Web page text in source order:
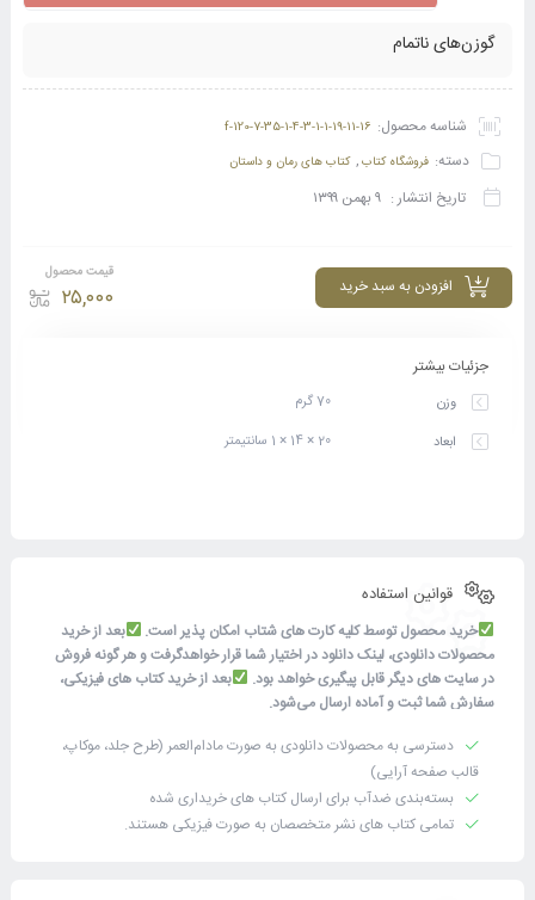
گوزن‌های ناتمام
شناسه محصول: f-120-7-35-1-4-3-1-1-19-11-16
دسته: فروشگاه کتاب, کتاب های رمان و داستان
تاریخ انتشار : ۹ بهمن ۱۳۹۹
قیمت محصول
۲۵,۰۰۰ افزودن به سبد خرید
جزئیات بیشتر
وزن
70 گرم
ابعاد
20 × 14 × 1 سانتیمتر
قوانین استفاده
خرید محصول توسط کلیه کارت های شتاب امکان پذیر است.
بعد از خرید
محصولات دانلودی، لینک دانلود در اختیار شما قرار خواهدگرفت و هر گونه فروش
در سایت های دیگر قابل پیگیری خواهد بود.
بعد از خرید کتاب های فیزیکی،
سفارش شما ثبت و آماده ارسال می‌شود.
دسترسی به محصولات دانلودی به صورت مادام‌العمر (طرح جلد، موکاپ،
قالب صفحه آرایی)
بسته‌بندی ضدآب برای ارسال کتاب های خریداری شده
تمامی کتاب های نشر متخصصان به صورت فیزیکی هستند.